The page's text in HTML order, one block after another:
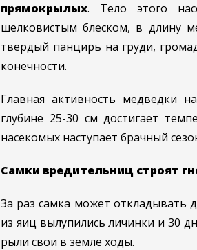
прямокрылых. Тело этого
шелковистым блеском, в длину
твердый панцирь на груди,
конечности.
Главная активность медведки
глубине 25-30 см достигает
насекомых наступает брачный
Самки вредительниц строят
За раз самка может откладывать
из яиц вылупились личинки и 30
рыли свои в земле ходы.